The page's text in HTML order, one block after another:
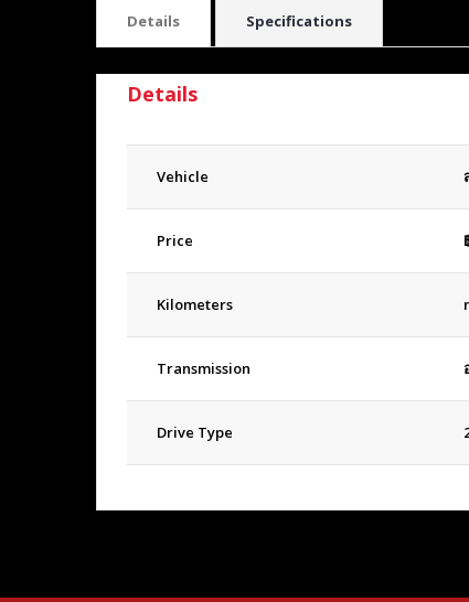
Details Specifications
Details
Vehicle
Price
Kilometers
Transmission
Drive Type